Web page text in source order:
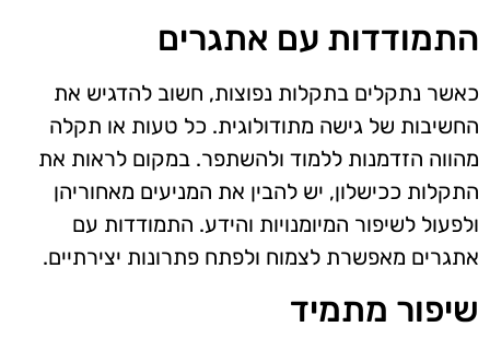
התמודדות עם אתגרים
כאשר נתקלים בתקלות נפוצות, חשוב להדגיש את
החשיבות של גישה מתודולוגית. כל טעות או תקלה
מהווה הזדמנות ללמוד ולהשתפר. במקום לראות את
התקלות ככישלון, יש להבין את המניעים מאחוריהן
ולפעול לשיפור המיומנויות והידע. התמודדות עם
אתגרים מאפשרת לצמוח ולפתח פתרונות יצירתיים.
שיפור מתמיד